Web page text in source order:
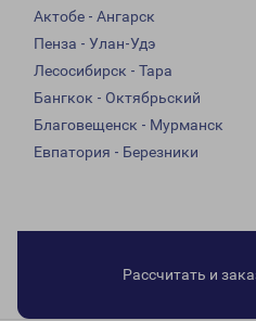
Актобе - Ангарск
Пенза - Улан-Удэ
Лесосибирск - Тара
Бангкок - Октябрьский
Благовещенск - Мурманск
Евпатория - Березники
Рассчитать и